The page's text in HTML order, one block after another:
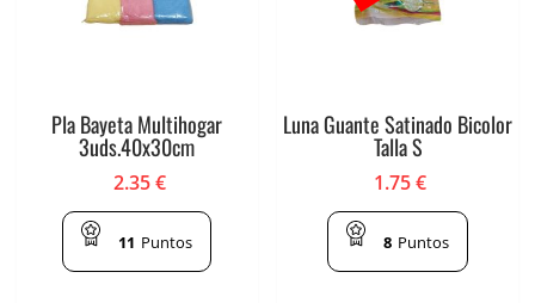
Pla Bayeta Multihogar
3uds.40x30cm
2.35€
11 Puntos
Luna Guante Satinado Bicolor
Talla S
1.75€
8 Puntos